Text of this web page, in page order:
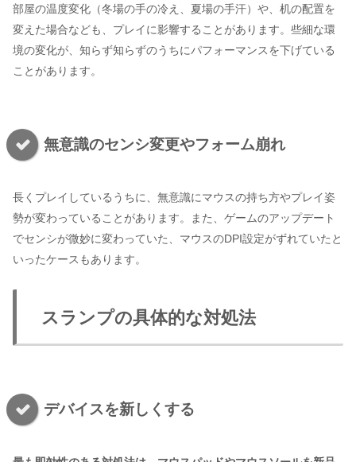
部屋の温度変化（冬場の手の冷え、夏場の手汗）や、机の配置を
変えた場合なども、プレイに影響することがあります。些細な環
境の変化が、知らず知らずのうちにパフォーマンスを下げている
ことがあります。
無意識のセンシ変更やフォーム崩れ
長くプレイしているうちに、無意識にマウスの持ち方やプレイ姿
勢が変わっていることがあります。また、ゲームのアップデート
でセンシが微妙に変わっていた、マウスのDPI設定がずれていたと
いったケースもあります。
スランプの具体的な対処法
デバイスを新しくする